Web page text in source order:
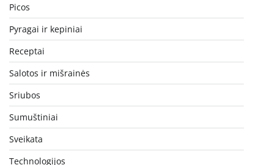
Picos
Pyragai ir kepiniai
Receptai
Salotos ir mišrainės
Sriubos
Sumuštiniai
Sveikata
Technologijos